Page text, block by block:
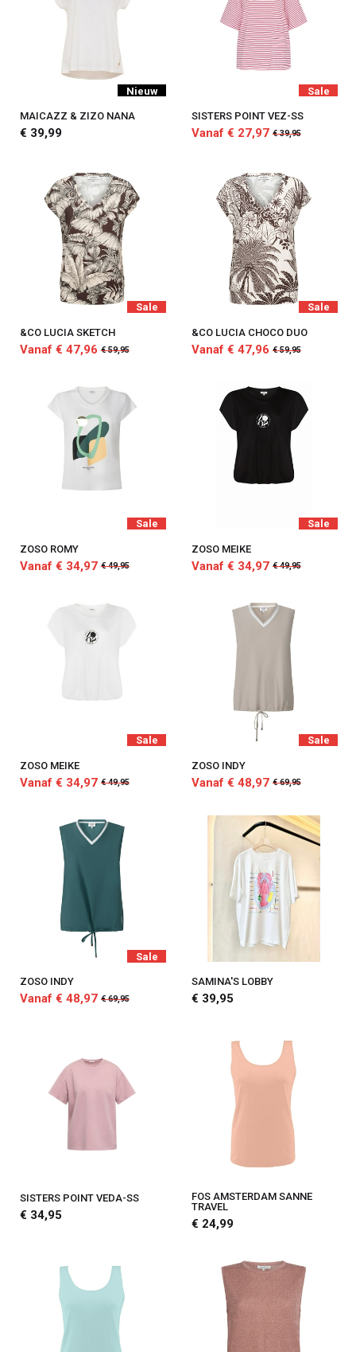
Nieuw
MAICAZZ & ZIZO NANA
€ 39,99
Sale
SISTERS POINT VEZ-SS
Vanaf € 27,97 € 39,95
Sale
&CO LUCIA SKETCH
Vanaf € 47,96 € 59,95
Sale
&CO LUCIA CHOCO DUO
Vanaf € 47,96 € 59,95
Sale
ZOSO ROMY
Vanaf € 34,97 € 49,95
Sale
ZOSO MEIKE
Vanaf € 34,97 € 49,95
Sale
ZOSO MEIKE
Vanaf € 34,97 € 49,95
Sale
ZOSO INDY
Vanaf € 48,97 € 69,95
Sale
ZOSO INDY
Vanaf € 48,97 € 69,95
SAMINA'S LOBBY
€ 39,95
SISTERS POINT VEDA-SS
€ 34,95
FOS AMSTERDAM SANNE
TRAVEL
€ 24,99